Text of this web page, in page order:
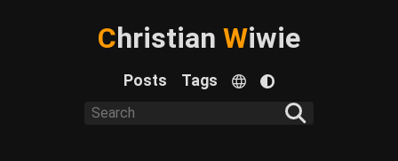
Christian Wiwie
Posts Tags